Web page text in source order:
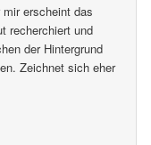
erscheint das
recherchiert und
der Hintergrund
Zeichnet sich eher